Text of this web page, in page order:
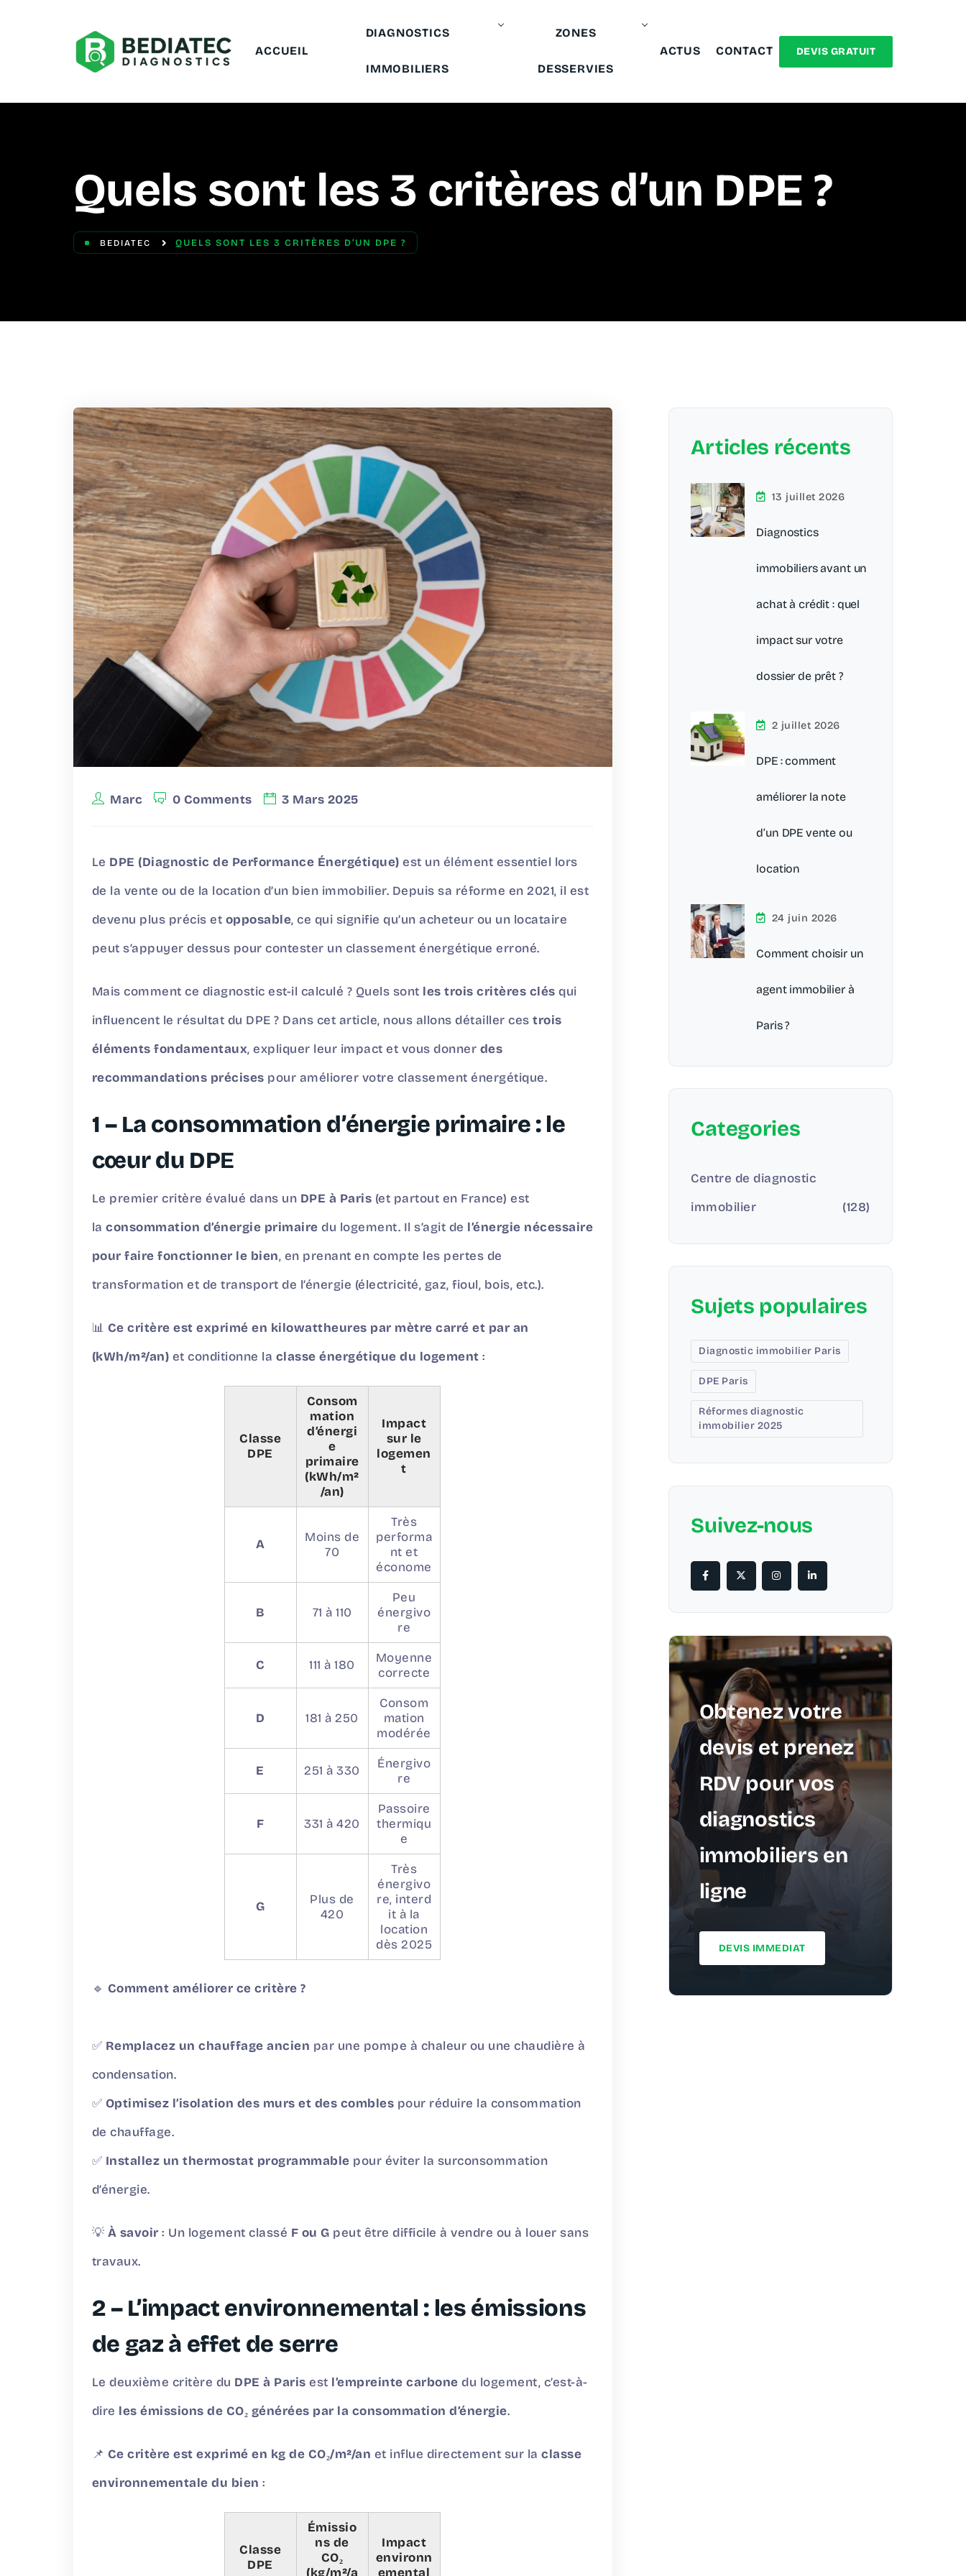
ACCUEIL
DIAGNOSTICS
IMMOBILIERS
ZONES
DESSERVIES
ACTUS CONTACT DEVIS GRATUIT
Quels sont les 3 critères d’un DPE ?
BEDIATEC QUELS SONT LES 3 CRITÈRES D’UN DPE ?
Marc 0 Comments 3 Mars 2025
Le DPE (Diagnostic de Performance Énergétique) est un élément essentiel lors
de la vente ou de la location d’un bien immobilier. Depuis sa réforme en 2021, il est
devenu plus précis et opposable, ce qui signifie qu’un acheteur ou un locataire
peut s’appuyer dessus pour contester un classement énergétique erroné.
Mais comment ce diagnostic est-il calculé ? Quels sont les trois critères clés qui
influencent le résultat du DPE ? Dans cet article, nous allons détailler cestrois
éléments fondamentaux, expliquer leur impact et vous donner des
recommandations précises pour améliorer votre classement énergétique.
1 – La consommation d’énergie primaire : le
cœur du DPE
Le premier critère évalué dans un DPE à Paris (et partout en France) est
laconsommation d’énergie primaire du logement. Il s’agit de l’énergie nécessaire
pour faire fonctionner le bien, en prenant en compte les pertes de
transformation et de transport de l’énergie (électricité, gaz, fioul, bois, etc.).
📊 Ce critère est exprimé en kilowattheures par mètre carré et par an
(kWh/m²/an) et conditionne la classe énergétique du logement :
Classe
DPE
Consom
mation
d’énergi
e
primaire
(kWh/m²
/an)
Impact
sur le
logemen
t
A
Moins de
70
Très
performa
nt et
économe
B 71 à 110
Peu
énergivo
re
C 111 à 180
Moyenne
correcte
D 181 à 250
Consom
mation
modérée
E 251 à 330
Énergivo
re
F 331 à 420
Passoire
thermiqu
e
G
Plus de
420
Très
énergivo
re, interd
it à la
location
dès 2025
🔹 Comment améliorer ce critère ?
✅ Remplacez un chauffage ancien par une pompe à chaleur ou une chaudière à
condensation.
✅ Optimisez l’isolation des murs et des combles pour réduire la consommation
de chauffage.
✅ Installez un thermostat programmable pour éviter la surconsommation
d’énergie.
💡 À savoir : Un logement classé F ou G peut être difficile à vendre ou à louer sans
travaux.
2 – L’impact environnemental : les émissions
de gaz à effet de serre
Le deuxième critère du DPE à Paris est l’empreinte carbone du logement, c’est-à-
dire les émissions de CO₂ générées par la consommation d’énergie.
📌 Ce critère est exprimé en kg de CO₂/m²/an et influe directement sur laclasse
environnementale du bien :
Classe
DPE
Émissio
ns de
CO₂
(kg/m²/a
Impact
environn
emental
Articles récents
13 juillet 2026
Diagnostics
immobiliers avant un
achat à crédit : quel
impact sur votre
dossier de prêt ?
2 juillet 2026
DPE : comment
améliorer la note
d’un DPE vente ou
location
24 juin 2026
Comment choisir un
agent immobilier à
Paris ?
Categories
Centre de diagnostic
immobilier
(128)
Sujets populaires
Diagnostic immobilier Paris
DPE Paris
Réformes diagnostic
immobilier 2025
Suivez-nous
Obtenez votre
devis et prenez
RDV pour vos
diagnostics
immobiliers en
ligne
DEVIS IMMEDIAT